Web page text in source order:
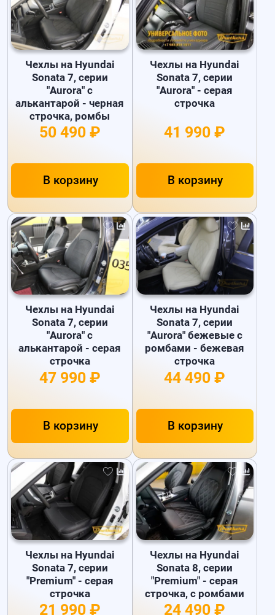
Чехлы на Hyundai
Sonata 7, серии
"Aurora" с
алькантарой - черная
строчка, ромбы
50 490 ₽
В корзину
Чехлы на Hyundai
Sonata 7, серии
"Aurora" - серая
строчка
41 990 ₽
В корзину
Чехлы на Hyundai
Sonata 7, серии
"Aurora" с
алькантарой - серая
строчка
47 990 ₽
В корзину
Чехлы на Hyundai
Sonata 7, серии
"Aurora" бежевые с
ромбами - бежевая
строчка
44 490 ₽
В корзину
Чехлы на Hyundai
Sonata 7, серии
"Premium" - серая
строчка
21 990 ₽
Чехлы на Hyundai
Sonata 8, серии
"Premium" - серая
строчка, с ромбами
24 490 ₽